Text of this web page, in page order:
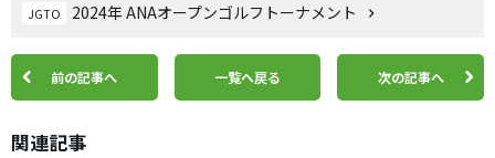
JGTO 2024年 ANAオープンゴルフトーナメント
前の記事へ 一覧へ戻る 次の記事へ
関連記事